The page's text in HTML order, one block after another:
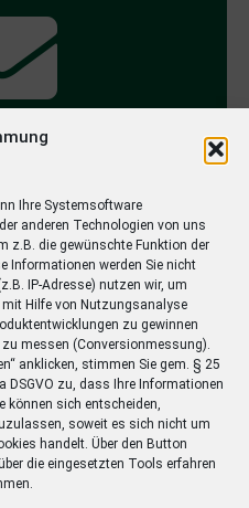
Ihre Systemsoftware
anderen Technologien von uns
z.B. die gewünschte Funktion der
Informationen werden Sie nicht
IP-Adresse) nutzen wir, um
Hilfe von Nutzungsanalyse
zu gewinnen
messen (Conversionmessung).
anklicken, stimmen Sie gem. § 25
DSGVO zu, dass Ihre Informationen
können sich entscheiden,
soweit es sich nicht um
handelt. Über den Button
die eingesetzten Tools erfahren
Newsletter